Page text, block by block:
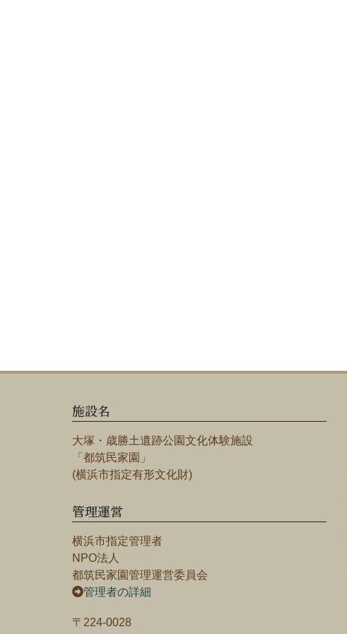
施設名
大塚・歳勝土遺跡公園文化体験施設
「都筑民家園」
(横浜市指定有形文化財)
管理運営
横浜市指定管理者
NPO法人
都筑民家園管理運営委員会
管理者の詳細
〒224-0028